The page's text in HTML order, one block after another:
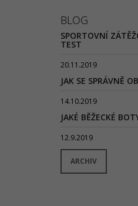
BLOG
SPORTOVNÍ
TEST
20.11.2019
JAK SE SPRÁVNĚ
14.10.2019
JAKÉ BĚŽECKÉ
12.9.2019
ARCHIV